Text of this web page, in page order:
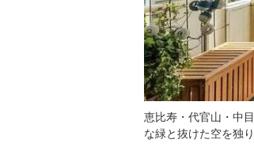
恵比寿・代官山・中
な緑と抜けた空を独